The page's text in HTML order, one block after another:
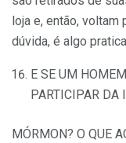
loja e, então,
dúvida, é algo
E SE UM
PARTICIPAR DA
MÓRMON? O QUE